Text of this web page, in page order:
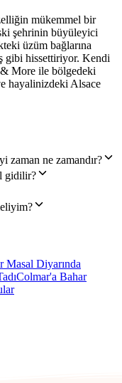
mükemmel bir
şehrinin büyüleyici
üzüm bağlarına
gibi hissettiriyor. Kendi
& More ile bölgedeki
hayalinizdeki Alsace
zaman ne zamandır?
gidilir?
Masal Diyarında
Colmar'a Bahar